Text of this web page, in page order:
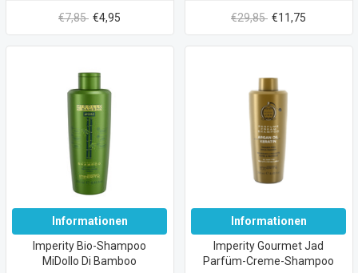
€7,85 €4,95 €29,85 €11,75
Informationen
Imperity Bio-Shampoo
MiDollo Di Bamboo
Informationen
Imperity Gourmet Jad
Parfüm-Creme-Shampoo